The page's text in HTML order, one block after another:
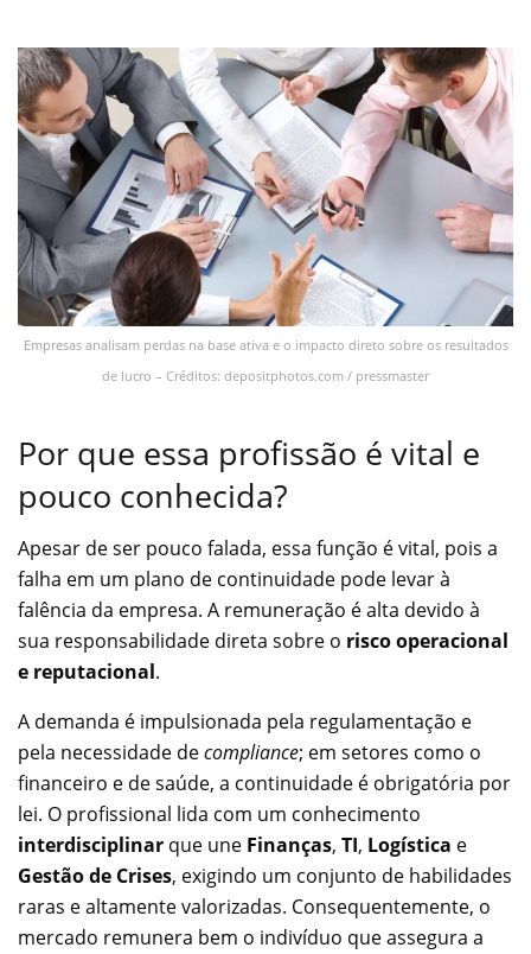
Empresas analisam perdas na base ativa e o impacto direto sobre os resultados
de lucro – Créditos: depositphotos.com / pressmaster
Por que essa profissão é vital e
pouco conhecida?
Apesar de ser pouco falada, essa função é vital, pois a
falha em um plano de continuidade pode levar à
falência da empresa. A remuneração é alta devido à
sua responsabilidade direta sobre o risco operacional
e reputacional.
A demanda é impulsionada pela regulamentação e
pela necessidade decompliance; em setores como o
financeiro e de saúde, a continuidade é obrigatória por
lei. O profissional lida com um conhecimento
interdisciplinar que une Finanças, TI, Logística e
Gestão de Crises, exigindo um conjunto de habilidades
raras e altamente valorizadas. Consequentemente, o
mercado remunera bem o indivíduo que assegura a